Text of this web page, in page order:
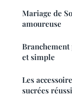
Mariage de
amoureuse
et simple
Les
sucrées